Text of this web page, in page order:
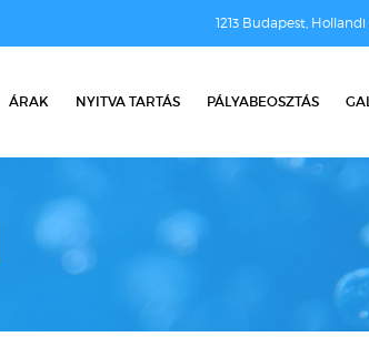
1213 Budapest, Hollandi
ÁRAK NYITVA TARTÁS PÁLYABEOSZTÁS